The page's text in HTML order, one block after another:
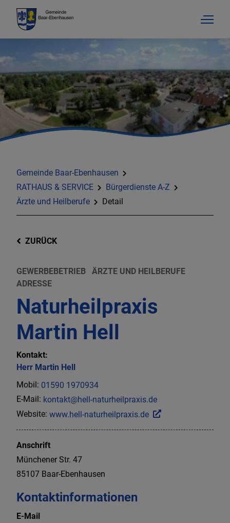
Gemeinde Baar-Ebenhausen
RATHAUS & SERVICE
Bürgerdienste A-Z
Ärzte und Heilberufe
Detail
ZURÜCK
GEWERBEBETRIEB
ÄRZTE UND HEILBERUFE
ADRESSE
Naturheilpraxis
Martin Hell
Kontakt:
Herr Martin Hell
Mobil: 01590 1970934
E-Mail: kontakt@hell-naturheilpraxis.de
Website: www.hell-naturheilpraxis.de
Anschrift
Münchener Str. 47
85107 Baar-Ebenhausen
Kontaktinformationen
E-Mail